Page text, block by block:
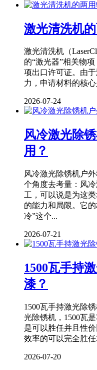
激光清洗机
激光清洗机（
的“激光器”相关物
项出口许可证。由
力，申请材料的核
2026-07-24
风冷激光除
用？
风冷激光除锈机户
个角度去考量：风
工，可以说是为这
的能力和局限。它
冷”这个...
2026-07-21
1500瓦手持
漆？
1500瓦手持激光除
光除锈机，1500瓦
是可以胜任并且性
效率的可以完全胜
2026-07-20